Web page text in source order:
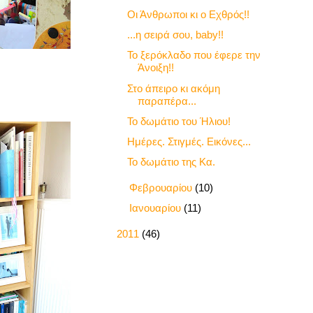
Οι Άνθρωποι κι ο Εχθρός!!
...η σειρά σου, baby!!
Το ξερόκλαδο που έφερε την
Άνοιξη!!
Στο άπειρο κι ακόμη
παραπέρα...
Το δωμάτιο του Ήλιου!
Ημέρες. Στιγμές. Εικόνες...
Το δωμάτιο της Κα.
Φεβρουαρίου (10)
Ιανουαρίου (11)
2011 (46)